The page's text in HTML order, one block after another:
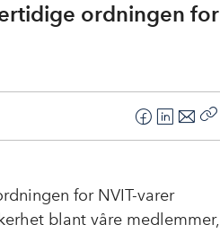
ordningen for
F
e
L
k
e
E
for NVIT-varer
blant våre medlemmer,